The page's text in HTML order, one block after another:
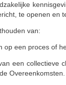
te openen en
van:
op een proces of
een collectieve
Overeenkomsten.